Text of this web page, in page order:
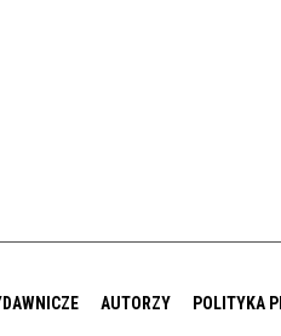
AUTORZY POLITYKA